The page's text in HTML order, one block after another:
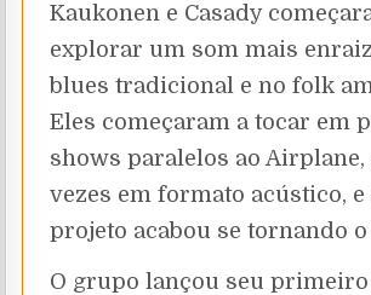
Kaukonen e Casady
explorar um som mais
blues tradicional e no folk
Eles começaram a tocar em
shows paralelos ao
vezes em formato acústico, e
projeto acabou se tornando o
O grupo lançou seu